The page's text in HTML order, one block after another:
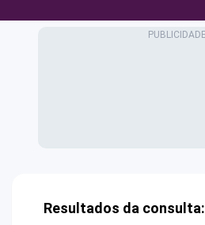
Resultados da consulta: